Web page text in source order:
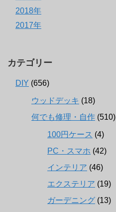
2018年
2017年
カテゴリー
DIY (656)
ウッドデッキ (18)
何でも修理・自作 (510)
100円ケース (4)
PC・スマホ (42)
インテリア (46)
エクステリア (19)
ガーデニング (13)